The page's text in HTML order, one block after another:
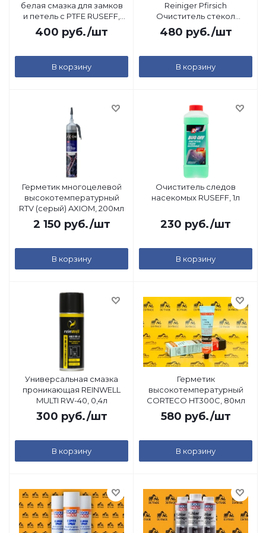
белая смазка для замков
и петель с PTFE RUSEFF,
0,25л
400 руб./шт
В корзину
Reiniger Pfirsich
Очиститель стекол
(Персик)
(Суперконцентрат), 0,25л
480 руб./шт
В корзину
Герметик многоцелевой
высокотемпературный
RTV (серый) AXIOM, 200мл
2 150 руб./шт
В корзину
Очиститель следов
насекомых RUSEFF, 1л
230 руб./шт
В корзину
Универсальная смазка
проникающая REINWELL
MULTI RW-40, 0,4л
300 руб./шт
В корзину
Герметик
высокотемпературный
CORTECO HT300C, 80мл
580 руб./шт
В корзину